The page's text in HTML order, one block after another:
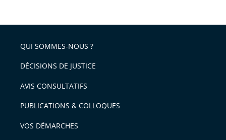
arriver
après
l'article
pour
avant
QUI SOMMES-NOUS ?
DÉCISIONS DE JUSTICE
AVIS CONSULTATIFS
PUBLICATIONS & COLLOQUES
VOS DÉMARCHES